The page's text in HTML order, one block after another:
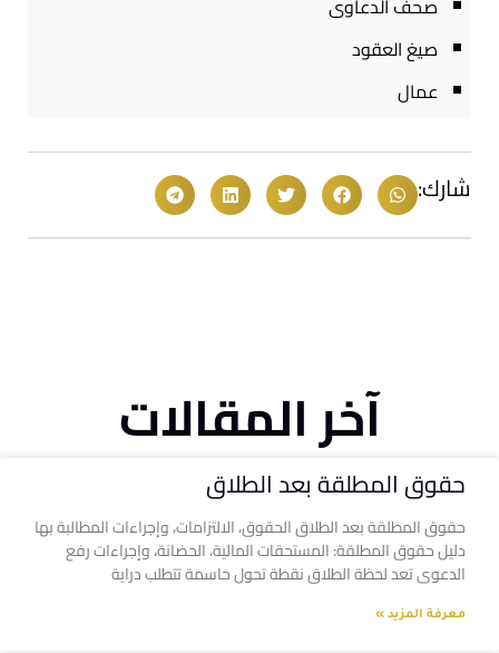
صحف الدعاوى
صيغ العقود
عمال
شارك:
آخر المقالات
حقوق المطلقة بعد الطلاق
حقوق المطلقة بعد الطلاق الحقوق، الالتزامات، وإجراءات المطالبة بها
دليل حقوق المطلقة: المستحقات المالية، الحضانة، وإجراءات رفع
الدعوى تعد لحظة الطلاق نقطة تحول حاسمة تتطلب دراية
معرفة المزيد »